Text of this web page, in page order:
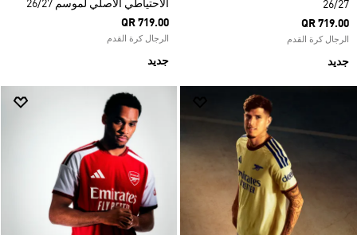
26/27
QR 719.00
الرجال كرة القدم
جديد
الاحتياطي الأصلي لموسم 26/27
QR 719.00
الرجال كرة القدم
جديد